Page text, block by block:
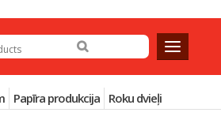
T
o
g
l
Papīra produkcija Roku dvieļi